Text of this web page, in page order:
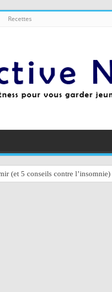
Recettes
(et 5 conseils contre l’insomnie)